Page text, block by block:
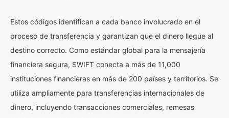
Estos códigos identifican a cada banco involucrado en el
proceso de transferencia y garantizan que el dinero llegue al
destino correcto. Como estándar global para la mensajería
financiera segura, SWIFT conecta a más de 11,000
instituciones financieras en más de 200 países y territorios. Se
utiliza ampliamente para transferencias internacionales de
dinero, incluyendo transacciones comerciales, remesas